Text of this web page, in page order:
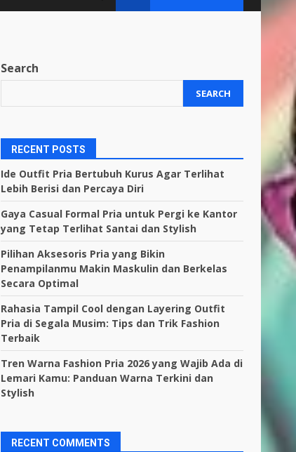
Search
SEARCH
RECENT POSTS
Ide Outfit Pria Bertubuh Kurus Agar Terlihat
Lebih Berisi dan Percaya Diri
Gaya Casual Formal Pria untuk Pergi ke Kantor
yang Tetap Terlihat Santai dan Stylish
Pilihan Aksesoris Pria yang Bikin
Penampilanmu Makin Maskulin dan Berkelas
Secara Optimal
Rahasia Tampil Cool dengan Layering Outfit
Pria di Segala Musim: Tips dan Trik Fashion
Terbaik
Tren Warna Fashion Pria 2026 yang Wajib Ada di
Lemari Kamu: Panduan Warna Terkini dan
Stylish
RECENT COMMENTS